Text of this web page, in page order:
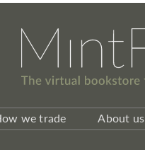
we trade About us